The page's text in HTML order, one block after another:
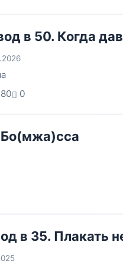
в 50. Когда
80 0
в 35. Плакать